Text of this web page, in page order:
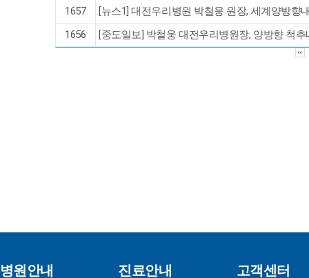
1657
[뉴스1] 대전우리병원 박철웅 원장, 세계양방향
1656
[중도일보] 박철웅 대전우리병원장, 양방향 척
병원안내 진료안내 고객센터